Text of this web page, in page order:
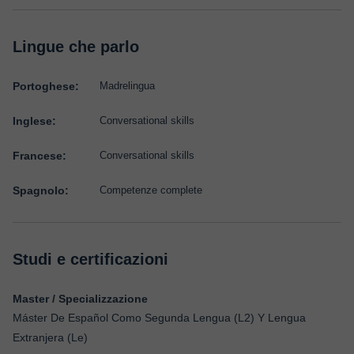
Lingue che parlo
Portoghese: Madrelingua
Inglese: Conversational skills
Francese: Conversational skills
Spagnolo: Competenze complete
Studi e certificazioni
Master / Specializzazione
Máster De Español Como Segunda Lengua (L2) Y Lengua
Extranjera (Le)